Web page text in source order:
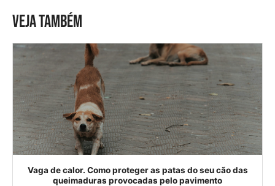
VEJA TAMBÉM
Vaga de calor. Como proteger as patas do seu cão das
queimaduras provocadas pelo pavimento